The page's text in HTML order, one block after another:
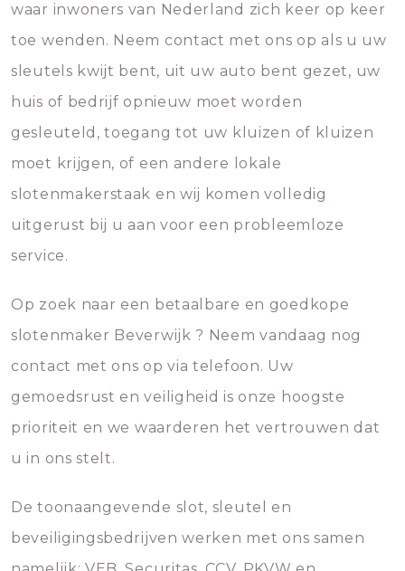
waar inwoners van Nederland zich keer op keer
toe wenden. Neem contact met ons op als u uw
sleutels kwijt bent, uit uw auto bent gezet, uw
huis of bedrijf opnieuw moet worden
gesleuteld, toegang tot uw kluizen of kluizen
moet krijgen, of een andere lokale
slotenmakerstaak en wij komen volledig
uitgerust bij u aan voor een probleemloze
service.
Op zoek naar een betaalbare en goedkope
slotenmaker Beverwijk ? Neem vandaag nog
contact met ons op via telefoon. Uw
gemoedsrust en veiligheid is onze hoogste
prioriteit en we waarderen het vertrouwen dat
u in ons stelt.
De toonaangevende slot, sleutel en
beveiligingsbedrijven werken met ons samen